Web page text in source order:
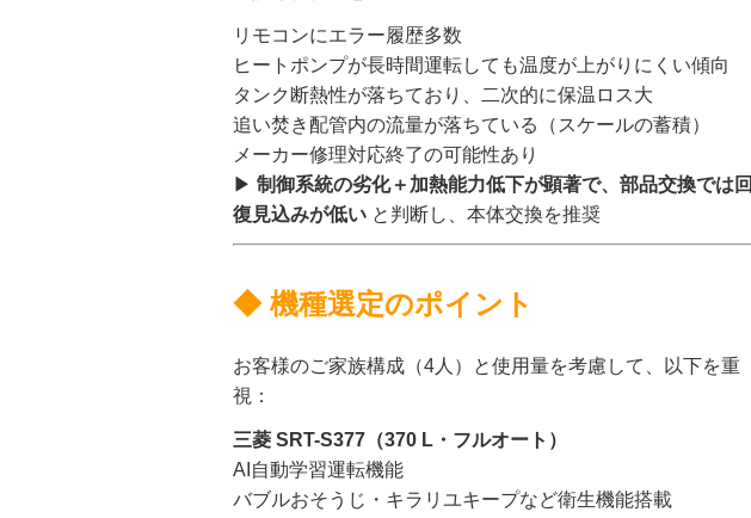
リモコンにエラー履歴多数
ヒートポンプが長時間運転しても温度が上がりにくい傾向
タンク断熱性が落ちており、二次的に保温ロス大
追い焚き配管内の流量が落ちている（スケールの蓄積）
メーカー修理対応終了の可能性あり
▶ 制御系統の劣化＋加熱能力低下が顕著で、部品交換では回
復見込みが低い と判断し、本体交換を推奨
◆ 機種選定のポイント
お客様のご家族構成（4人）と使用量を考慮して、以下を重
視：
三菱 SRT-S377（370 L・フルオート）
AI自動学習運転機能
バブルおそうじ・キラリユキープなど衛生機能搭載